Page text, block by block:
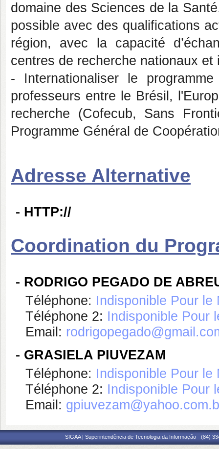
domaine des Sciences de la
possible avec des qualifications
région, avec la capacité
centres de recherche nationaux et
- Internationaliser le
professeurs entre le Brésil,
recherche (Cofecub, Sans
Programme Général de
Adresse Alternative
- HTTP://
Coordination du
- RODRIGO PEGADO DE
Téléphone: Indisponible Pour le
Téléphone 2: Indisponible Pour
Email:
- GRASIELA PIUVEZAM
Téléphone: Indisponible Pour le
Téléphone 2: Indisponible Pour
Email:
SIGAA | Superintendência de Tecnologia da Informação - (84)